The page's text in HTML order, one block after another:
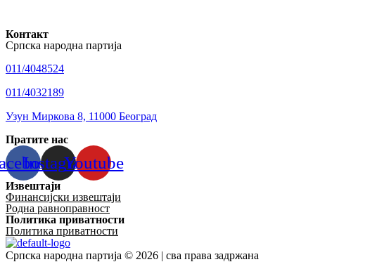
Контакт
Српска народна партија
011/4048524
011/4032189
Узун Миркова 8, 11000 Београд
Пратите нас
InstagramYoutube
Извештаји
Финансијски извештаји
Родна равноправност
Политика приватности
Политика приватности
Српска народна партија © 2026 | сва права задржана